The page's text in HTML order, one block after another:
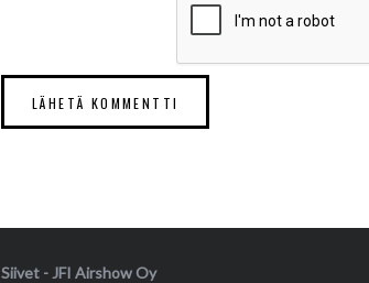
Siivet - JFI Airshow Oy